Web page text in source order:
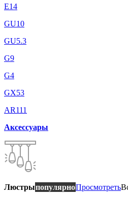
E14
GU10
GU5.3
G9
G4
GX53
AR111
Аксессуары
ЛюстрыпопулярноПросмотреть